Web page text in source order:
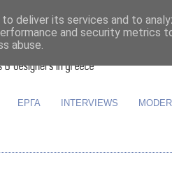
ΕΡΓΑ INTERVIEWS
deliver its services and to
and security metrics
abuse.